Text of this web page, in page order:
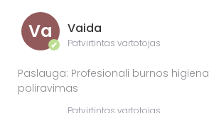
Va
✔
Vaida
Patvirtintas vartotojas
Paslauga: Profesionali burnos
poliravimas
Patvirtintas vartotojas